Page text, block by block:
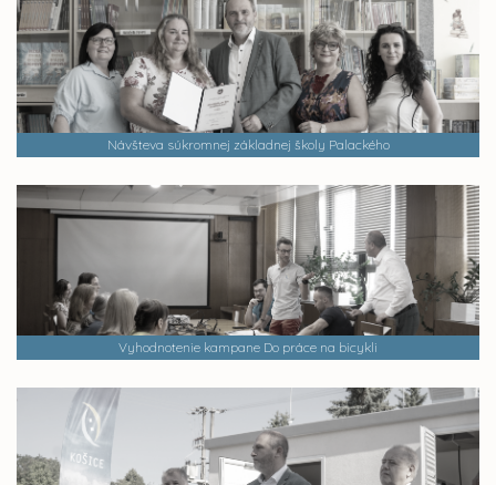
Návšteva súkromnej základnej školy Palackého
Vyhodnotenie kampane Do práce na bicykli